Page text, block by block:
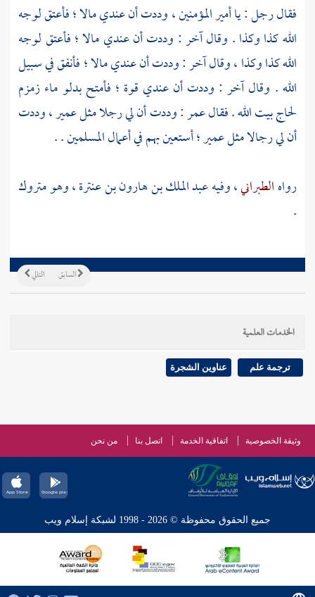
فقال رجل : يا أمير المؤمنين ، وددت أن عندي مالا ؛ فأعتق لوجه
الله كذا وكذا . وقال آخر : وددت أن عندي مالا ؛ فأعتق لوجه
الله كذا وكذا ، وقال آخر : وددت أن عندي مالا ؛ فأنفق في سبيل
الله . وقال آخر : وددت أن عندي قوة ؛ فأمتح بدلو ماء زمزم
لحاج بيت الله . فقالعمر: وددت أن لي رجلا مثلعمير، وددت
أن لي رجالا مثلعمير؛ أستعين بهم في أعمال المسلمين . .
رواهالطبراني، وفيهعبد الملك بن هارون بن عنترة، وهو متروك
.
التالي السابق
الخدمات العلمية
ترجمة علم عناوين الشجرة
وثيقة الخصوصية اتفاقية الخدمة اتصل بنا من نحن
جميع الحقوق محفوظة © 2026 - 1998 لشبكة إسلام ويب